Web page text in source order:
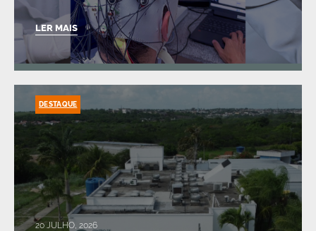
LER MAIS
20 JULHO, 2026
DESTAQUE